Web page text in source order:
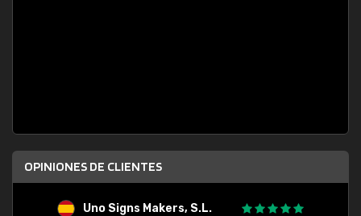
OPINIONES DE CLIENTES
Uno Signs Makers, S.L.